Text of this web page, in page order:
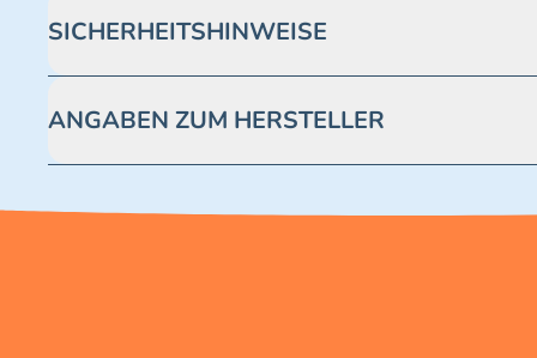
SICHERHEITSHINWEISE
ANGABEN ZUM HERSTELLER